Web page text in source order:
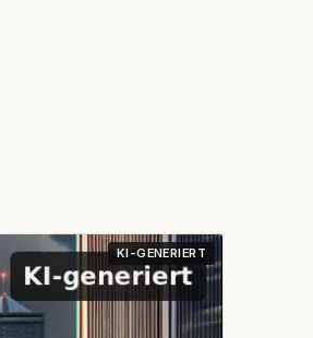
KI-GENERIERT